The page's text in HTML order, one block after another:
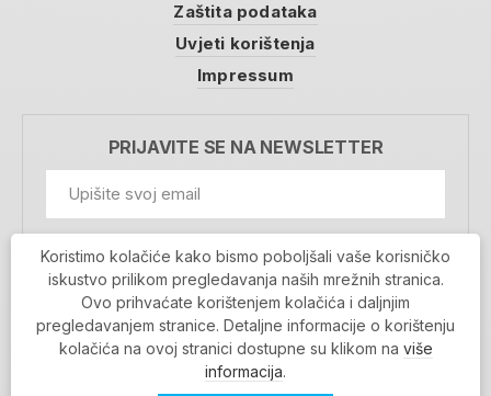
Zaštita podataka
Uvjeti korištenja
Impressum
PRIJAVITE SE NA NEWSLETTER
Prihvaćam da se moji podaci spremaju u bazu
podataka i koriste u svrhu slanja MojaRijeka
newslettera
MOJARIJEKA NEWSLETTER
PRIJAVI SE
Koristimo kolačiće kako bismo poboljšali vaše korisničko
iskustvo prilikom pregledavanja naših mrežnih stranica.
Ovo prihvaćate korištenjem kolačića i daljnjim
pregledavanjem stranice. Detaljne informacije o korištenju
kolačića na ovoj stranici dostupne su klikom na više
informacija.